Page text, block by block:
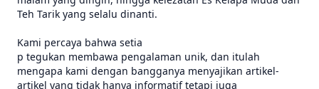
Teh Tarik yang selalu dinanti.
Kami percaya bahwa setia
p tegukan membawa pengalaman unik, dan itulah
mengapa kami dengan bangganya menyajikan artikel-
artikel yang tidak hanya informatif tetapi juga